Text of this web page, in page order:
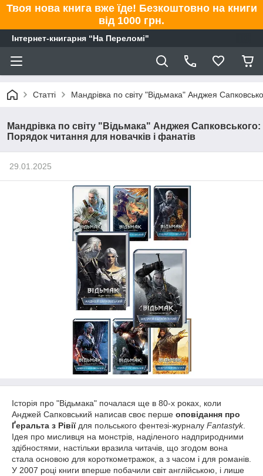
Твоя нова книга вже їде! Безкоштовно на книги
від 1000 грн.
Інтернет-книгарня “На Переломі"
Статті Мандрівка по світу "Відьмака" Анджея
Мандрівка по світу "Відьмака" Анджея Сапковського:
Порядок читання для новачків і фанатів
29.01.2025
Історія про "Відьмака" почалася ще в 80-х роках, коли
Анджей Сапковський написав своє перше оповідання про
Ґеральта з Рівіїдля польського фентезі-журналу Fantastyk.
Ідея про мисливця на монстрів, наділеного надприродними
здібностями, настільки вразила читачів, що згодом вона
стала основою для короткометражок, а з часом і для романів.
У 2007 році книги вперше побачили світ англійською, і лише